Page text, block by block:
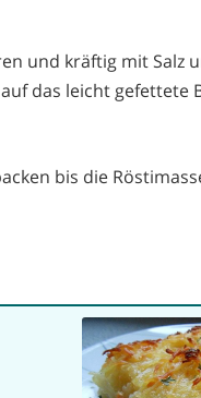
und kräftig mit Salz
das leicht gefettete
bis die